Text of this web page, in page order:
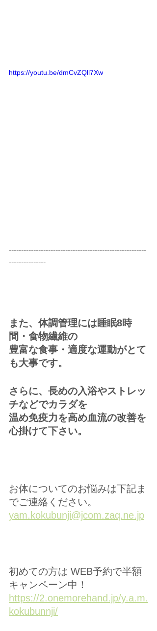
https://youtu.be/dmCvZQll7Xw
--------------------------------------------------------
---------------
また、体調管理には睡眠8時
間・食物繊維の
豊富な食事・適度な運動がとて
も大事です。
さらに、長めの入浴やストレッ
チなどでカラダを
温め免疫力を高め血流の改善を
心掛けて下さい。
お体についてのお悩みは下記ま
でご連絡ください。
yam.kokubunji@jcom.zaq.ne.jp
初めての方は WEB予約で半額
キャンペーン中！
https://2.onemorehand.jp/y.a.m.
kokubunnji/